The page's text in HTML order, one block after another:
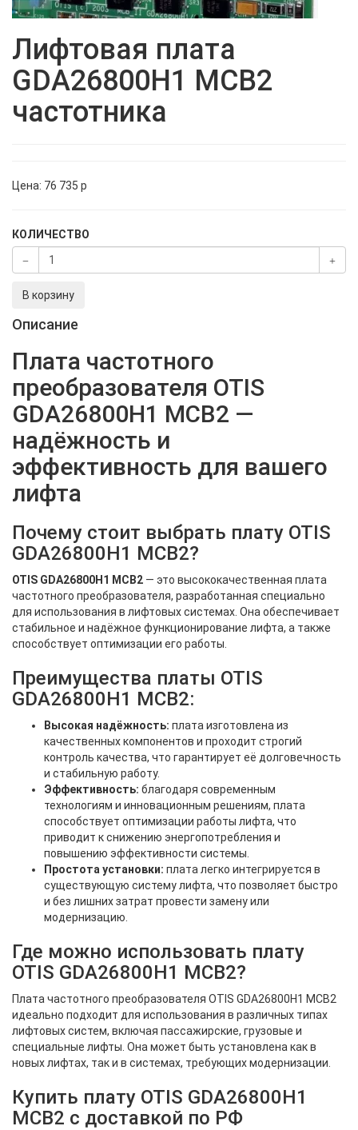
Лифтовая плата
GDA26800H1 MCB2
частотника
Цена: 76 735 p
КОЛИЧЕСТВО
В корзину
Описание
Плата частотного
преобразователя OTIS
GDA26800H1 MCB2 —
надёжность и
эффективность для вашего
лифта
Почему стоит выбрать плату OTIS
GDA26800H1 MCB2?
OTIS GDA26800H1 MCB2 — это высококачественная плата
частотного преобразователя, разработанная специально
для использования в лифтовых системах. Она обеспечивает
стабильное и надёжное функционирование лифта, а также
способствует оптимизации его работы.
Преимущества платы OTIS
GDA26800H1 MCB2:
Высокая надёжность: плата изготовлена из
качественных компонентов и проходит строгий
контроль качества, что гарантирует её долговечность
и стабильную работу.
Эффективность: благодаря современным
технологиям и инновационным решениям, плата
способствует оптимизации работы лифта, что
приводит к снижению энергопотребления и
повышению эффективности системы.
Простота установки: плата легко интегрируется в
существующую систему лифта, что позволяет быстро
и без лишних затрат провести замену или
модернизацию.
Где можно использовать плату
OTIS GDA26800H1 MCB2?
Плата частотного преобразователя OTIS GDA26800H1 MCB2
идеально подходит для использования в различных типах
лифтовых систем, включая пассажирские, грузовые и
специальные лифты. Она может быть установлена как в
новых лифтах, так и в системах, требующих модернизации.
Купить плату OTIS GDA26800H1
MCB2 с доставкой по РФ